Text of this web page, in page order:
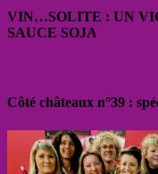
VIN…SOLITE : UN
SAUCE SOJA
Côté châteaux n°39 :